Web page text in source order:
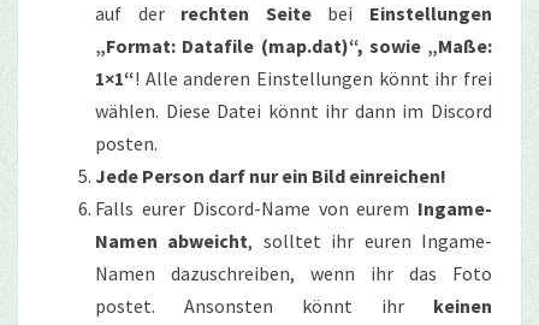
auf der rechten Seitebei Einstellungen
„Format: Datafile (map.dat)“, sowie „Maße:
1×1“! Alle anderen Einstellungen könnt ihr frei
wählen. Diese Datei könnt ihr dann im Discord
posten.
Jede Person darf nur ein Bild einreichen!
Falls eurer Discord-Name von eurem Ingame-
Namen abweicht, solltet ihr euren Ingame-
Namen dazuschreiben, wenn ihr das Foto
postet. Ansonsten könnt ihr keinen